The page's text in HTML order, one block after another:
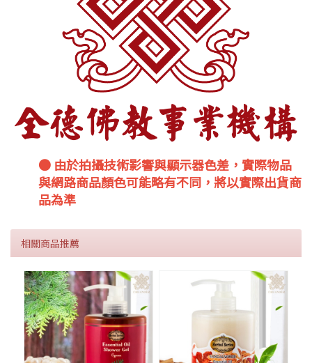
● 由於拍攝技術影響與顯示器色差，實際物品
與網路商品顏色可能略有不同，將以實際出貨商
品為準
相關商品推薦